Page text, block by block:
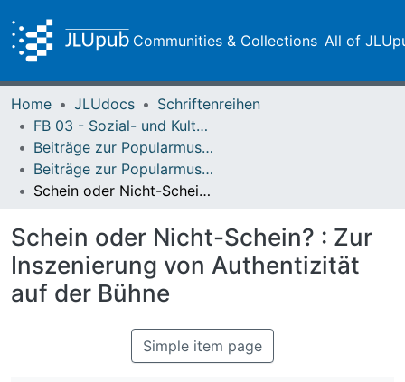
Communities & Collections All of
Home JLUdocs
Schriftenreihen
FB 03 - Sozial- und Kulturwissenschaften
Beiträge zur Popularmusikforschung
Beiträge zur Popularmusikforschung 39 (2013)
Schein oder Nicht-Schein? : Zur Inszenierung von Authentizität auf der Bühne
Schein oder Nicht-Schein? : Zur
Inszenierung von Authentizität
auf der Bühne
Simple item page